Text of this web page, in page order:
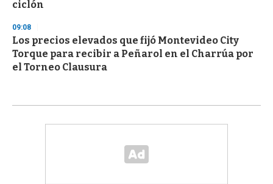
ciclón
09:08
Los precios elevados que fijó Montevideo City
Torque para recibir a Peñarol en el Charrúa por
el Torneo Clausura